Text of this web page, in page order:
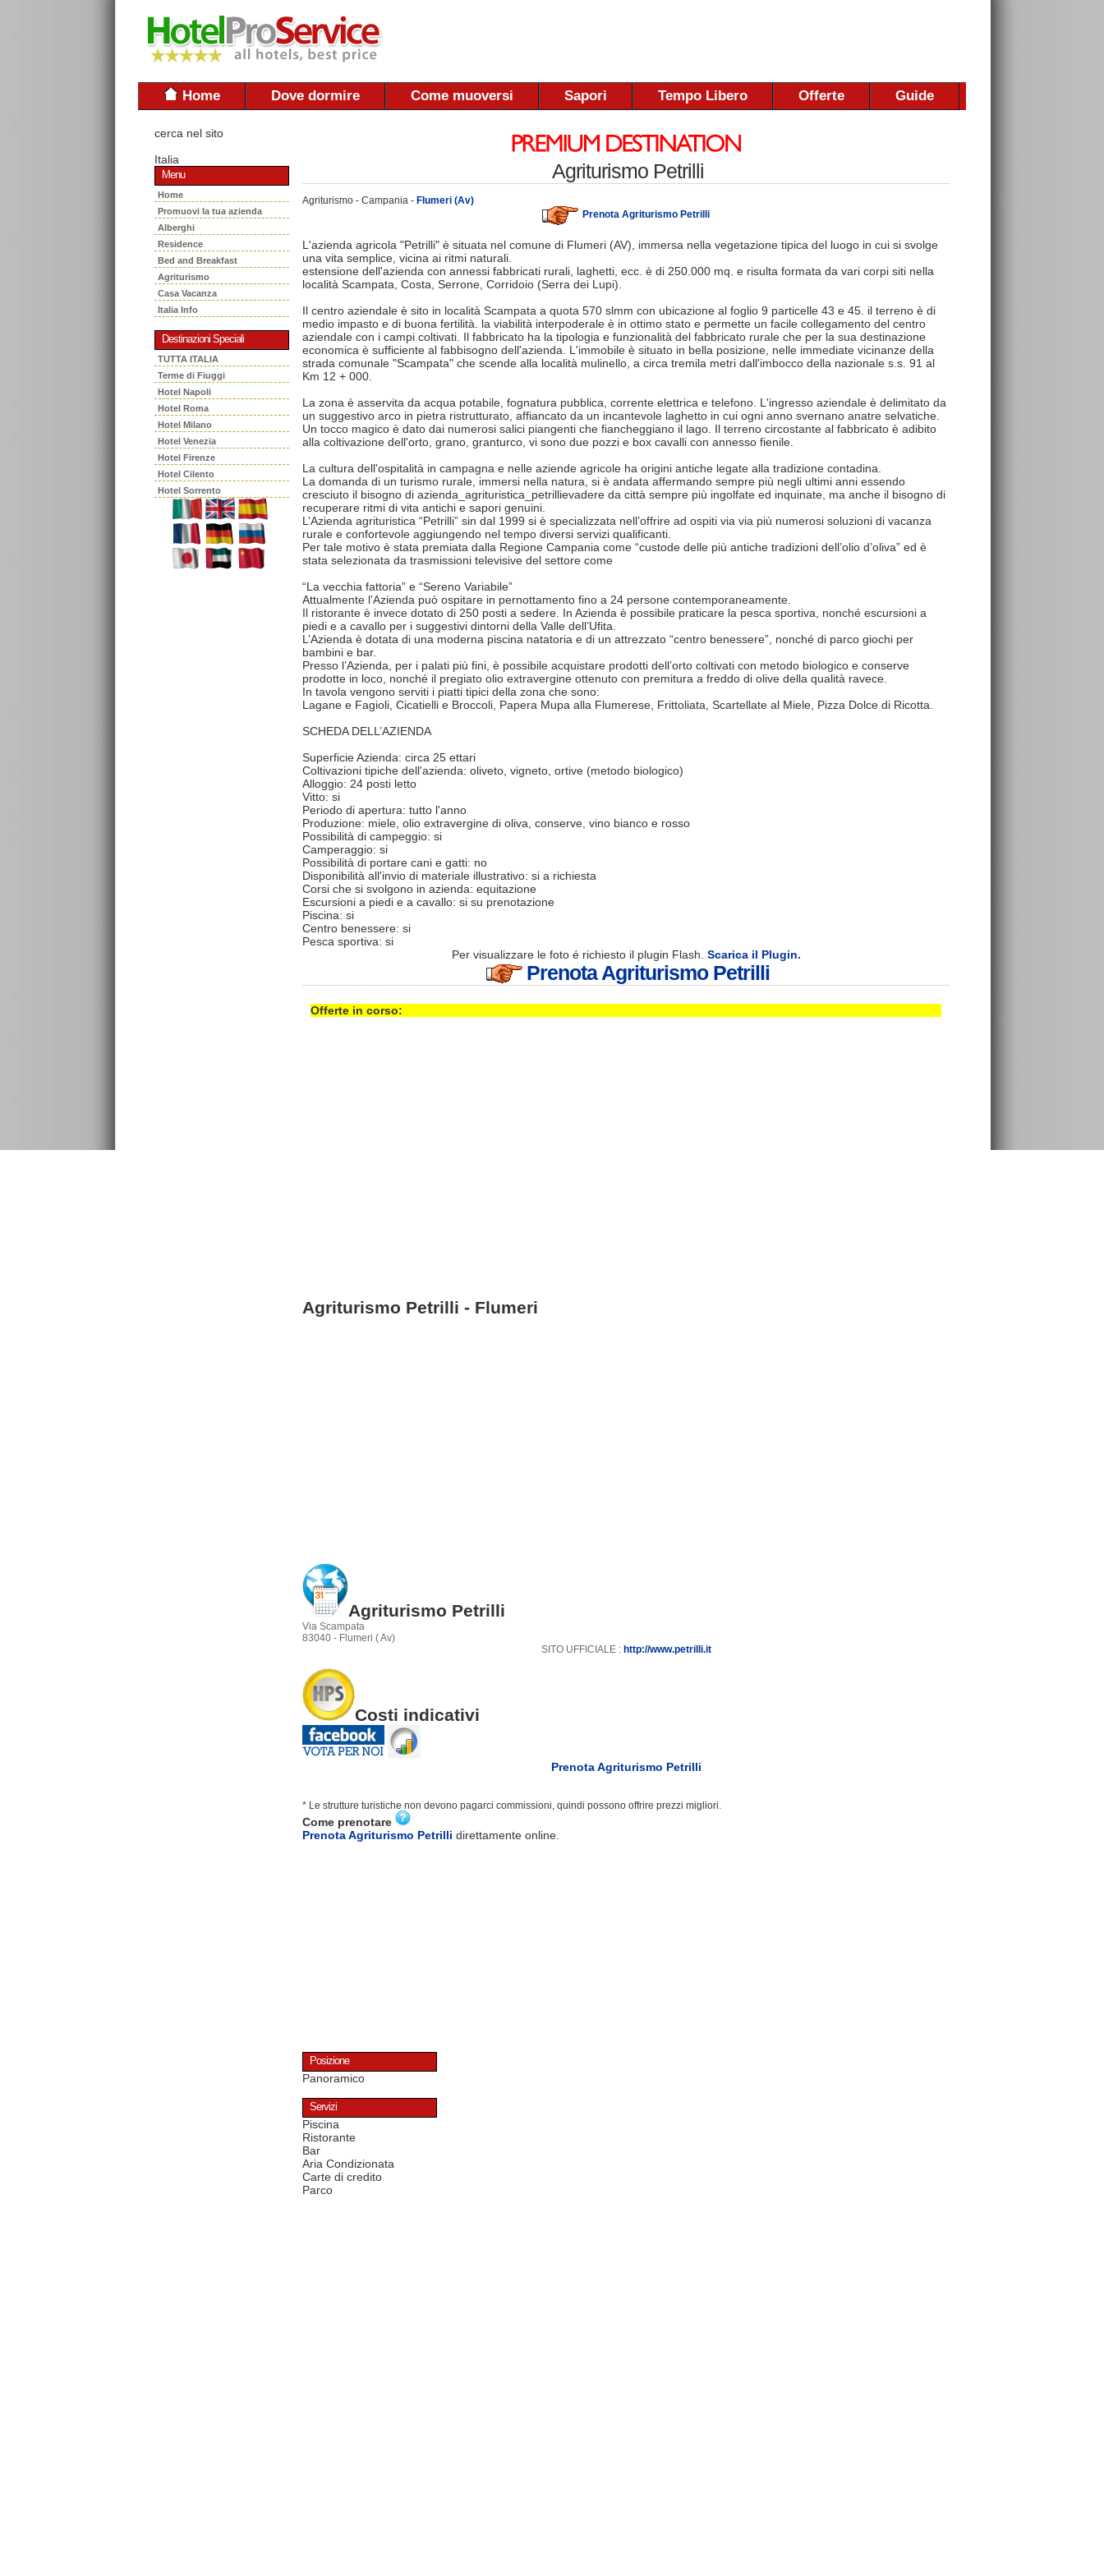
Home Dove dormire Come muoversi Sapori Tempo Libero Offerte Guide
cerca nel sito
Italia
Menu
Home
Promuovi la tua azienda
Alberghi
Residence
Bed and Breakfast
Agriturismo
Casa Vacanza
Italia Info
Destinazioni Speciali
TUTTA ITALIA
Terme di Fiuggi
Hotel Napoli
Hotel Roma
Hotel Milano
Hotel Venezia
Hotel Firenze
Hotel Cilento
Hotel Sorrento
Agriturismo Petrilli
Agriturismo - Campania - Flumeri (Av)
Prenota Agriturismo Petrilli
L'azienda agricola "Petrilli" è situata nel comune di Flumeri (AV), immersa nella vegetazione tipica del luogo in cui si svolge
una vita semplice, vicina ai ritmi naturali.
estensione dell'azienda con annessi fabbricati rurali, laghetti, ecc. è di 250.000 mq. e risulta formata da vari corpi siti nella
località Scampata, Costa, Serrone, Corridoio (Serra dei Lupi).
Il centro aziendale è sito in località Scampata a quota 570 slmm con ubicazione al foglio 9 particelle 43 e 45. il terreno è di
medio impasto e di buona fertilità. la viabilità interpoderale è in ottimo stato e permette un facile collegamento del centro
aziendale con i campi coltivati. Il fabbricato ha la tipologia e funzionalità del fabbricato rurale che per la sua destinazione
economica è sufficiente al fabbisogno dell'azienda. L'immobile è situato in bella posizione, nelle immediate vicinanze della
strada comunale "Scampata" che scende alla località mulinello, a circa tremila metri dall'imbocco della nazionale s.s. 91 al
Km 12 + 000.
La zona è asservita da acqua potabile, fognatura pubblica, corrente elettrica e telefono. L'ingresso aziendale è delimitato da
un suggestivo arco in pietra ristrutturato, affiancato da un incantevole laghetto in cui ogni anno svernano anatre selvatiche.
Un tocco magico è dato dai numerosi salici piangenti che fiancheggiano il lago. Il terreno circostante al fabbricato è adibito
alla coltivazione dell'orto, grano, granturco, vi sono due pozzi e box cavalli con annesso fienile.
La cultura dell'ospitalità in campagna e nelle aziende agricole ha origini antiche legate alla tradizione contadina.
La domanda di un turismo rurale, immersi nella natura, si è andata affermando sempre più negli ultimi anni essendo
cresciuto il bisogno di azienda_agrituristica_petrillievadere da città sempre più ingolfate ed inquinate, ma anche il bisogno di
recuperare ritmi di vita antichi e sapori genuini.
L’Azienda agrituristica “Petrilli” sin dal 1999 si è specializzata nell’offrire ad ospiti via via più numerosi soluzioni di vacanza
rurale e confortevole aggiungendo nel tempo diversi servizi qualificanti.
Per tale motivo è stata premiata dalla Regione Campania come “custode delle più antiche tradizioni dell’olio d’oliva” ed è
stata selezionata da trasmissioni televisive del settore come
“La vecchia fattoria” e “Sereno Variabile”
Attualmente l’Azienda può ospitare in pernottamento fino a 24 persone contemporaneamente.
Il ristorante è invece dotato di 250 posti a sedere. In Azienda è possibile praticare la pesca sportiva, nonché escursioni a
piedi e a cavallo per i suggestivi dintorni della Valle dell’Ufita.
L’Azienda è dotata di una moderna piscina natatoria e di un attrezzato “centro benessere”, nonché di parco giochi per
bambini e bar.
Presso l’Azienda, per i palati più fini, è possibile acquistare prodotti dell’orto coltivati con metodo biologico e conserve
prodotte in loco, nonché il pregiato olio extravergine ottenuto con premitura a freddo di olive della qualità ravece.
In tavola vengono serviti i piatti tipici della zona che sono:
Lagane e Fagioli, Cicatielli e Broccoli, Papera Mupa alla Flumerese, Frittoliata, Scartellate al Miele, Pizza Dolce di Ricotta.
SCHEDA DELL’AZIENDA
Superficie Azienda: circa 25 ettari
Coltivazioni tipiche dell'azienda: oliveto, vigneto, ortive (metodo biologico)
Alloggio: 24 posti letto
Vitto: si
Periodo di apertura: tutto l'anno
Produzione: miele, olio extravergine di oliva, conserve, vino bianco e rosso
Possibilità di campeggio: si
Camperaggio: si
Possibilità di portare cani e gatti: no
Disponibilità all'invio di materiale illustrativo: si a richiesta
Corsi che si svolgono in azienda: equitazione
Escursioni a piedi e a cavallo: si su prenotazione
Piscina: si
Centro benessere: si
Pesca sportiva: si
Per visualizzare le foto é richiesto il plugin Flash. Scarica il Plugin.
Prenota Agriturismo Petrilli
Offerte in corso:
Agriturismo Petrilli - Flumeri
Agriturismo Petrilli
Via Scampata
83040 - Flumeri ( Av)
SITO UFFICIALE : http://www.petrilli.it
Costi indicativi
Prenota Agriturismo Petrilli
* Le strutture turistiche non devono pagarci commissioni, quindi possono offrire prezzi migliori.
Come prenotare
Prenota Agriturismo Petrilli direttamente online.
Posizione
Panoramico
Servizi
Piscina
Ristorante
Bar
Aria Condizionata
Carte di credito
Parco